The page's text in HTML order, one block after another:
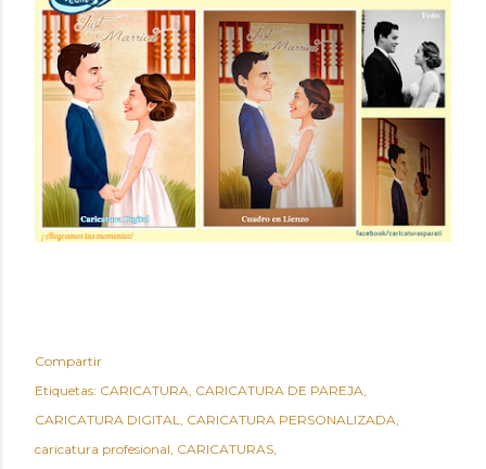
Compartir
Etiquetas: CARICATURA CARICATURA DE PAREJA
CARICATURA DIGITAL CARICATURA PERSONALIZADA
caricatura profesional CARICATURAS